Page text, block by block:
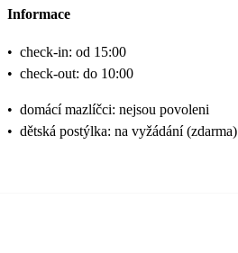
Informace
• check-in: od 15:00
• check-out: do 10:00
• domácí mazlíčci: nejsou povoleni
• dětská postýlka: na vyžádání (zdarma)